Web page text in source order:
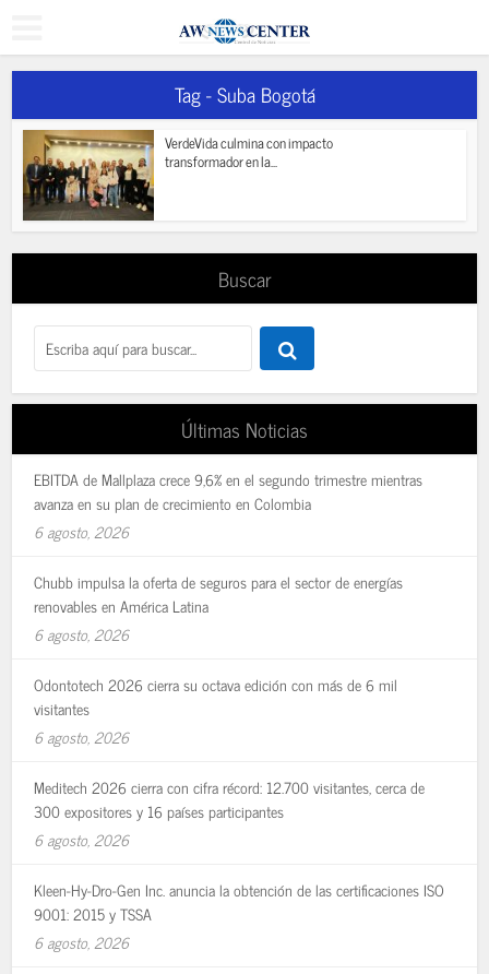
Tag - Suba Bogotá
VerdeVida culmina con impacto
transformador en la...
Buscar
Últimas Noticias
EBITDA de Mallplaza crece 9,6% en el segundo trimestre mientras
avanza en su plan de crecimiento en Colombia
6 agosto, 2026
Chubb impulsa la oferta de seguros para el sector de energías
renovables en América Latina
6 agosto, 2026
Odontotech 2026 cierra su octava edición con más de 6 mil
visitantes
6 agosto, 2026
Meditech 2026 cierra con cifra récord: 12.700 visitantes, cerca de
300 expositores y 16 países participantes
6 agosto, 2026
Kleen-Hy-Dro-Gen Inc. anuncia la obtención de las certificaciones ISO
9001: 2015 y TSSA
6 agosto, 2026